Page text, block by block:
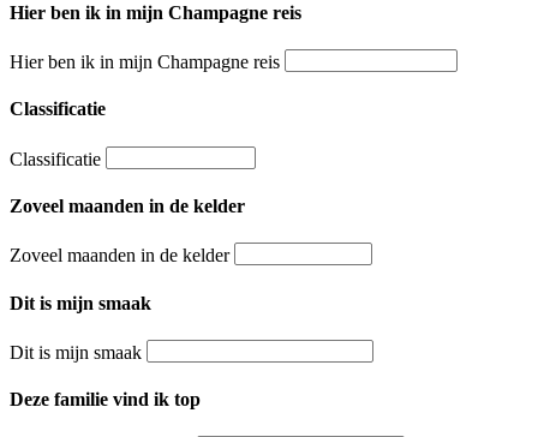
Hier ben ik in mijn Champagne reis
Hier ben ik in mijn Champagne reis
Classificatie
Classificatie
Zoveel maanden in de kelder
Zoveel maanden in de kelder
Dit is mijn smaak
Dit is mijn smaak
Deze familie vind ik top